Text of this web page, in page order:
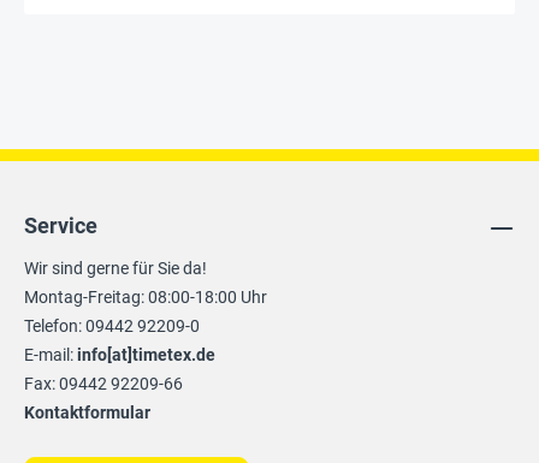
Service
Wir sind gerne für Sie da!
Montag-Freitag: 08:00-18:00 Uhr
Telefon: 09442 92209-0
E-mail:info[at]timetex.de
Fax: 09442 92209-66
Kontaktformular